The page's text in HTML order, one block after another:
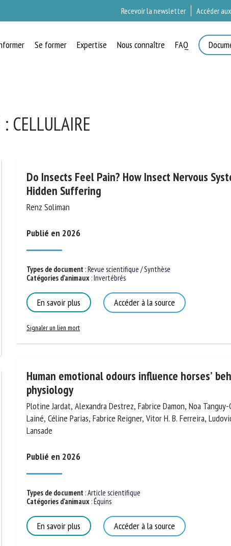
Recevoir la newsletter Accéder
Se former Expertise Nous connaître FAQ
: CELLULAIRE
Do Insects Feel Pain? How Insect Nervous
Hidden Suffering
Renz Soliman
Publié en 2026
Types de document: Revue scientifique / Synthèse
Catégories d'animaux: Invertébrés
En savoir plus Accéder à la source
Signaler un lien mort
Human emotional odours influence horses’
physiology
Plotine Jardat, Alexandra Destrez, Fabrice Damon, Noa Tanguy-
Lainé, Céline Parias, Fabrice Reigner, Vitor H. B. Ferreira,
Lansade
Publié en 2026
Types de document: Article scientifique
Catégories d'animaux: Équins
En savoir plus Accéder à la source
ANIMAL
vous inscrire à notre newsletter :
Prénom
E-mail *
le CNR BEA. *